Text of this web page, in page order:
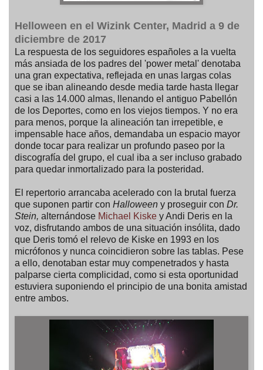
Helloween en el Wizink Center, Madrid a 9 de
diciembre de 2017
La respuesta de los seguidores españoles a la vuelta
más ansiada de los padres del 'power metal' denotaba
una gran expectativa, reflejada en unas largas colas
que se iban alineando desde media tarde hasta llegar
casi a las 14.000 almas, llenando el antiguo Pabellón
de los Deportes, como en los viejos tiempos. Y no era
para menos, porque la alineación tan irrepetible, e
impensable hace años, demandaba un espacio mayor
donde tocar para realizar un profundo paseo por la
discografía del grupo, el cual iba a ser incluso grabado
para quedar inmortalizado para la posteridad.
El repertorio arrancaba acelerado con la brutal fuerza
que suponen partir con Halloween y proseguir con Dr.
Stein, alternándose Michael Kiske y Andi Deris en la
voz, disfrutando ambos de una situación insólita, dado
que Deris tomó el relevo de Kiske en 1993 en los
micrófonos y nunca coincidieron sobre las tablas. Pese
a ello, denotaban estar muy compenetrados y hasta
palparse cierta complicidad, como si esta oportunidad
estuviera suponiendo el principio de una bonita amistad
entre ambos.